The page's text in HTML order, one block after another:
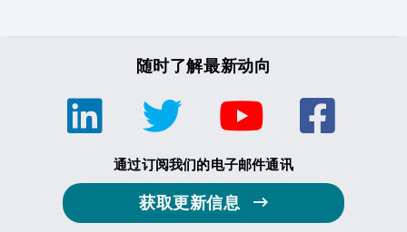
随时了解最新动向
通过订阅我们的电子邮件通讯
获取更新信息